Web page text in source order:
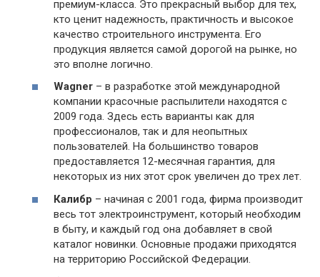
премиум-класса. Это прекрасный выбор для тех,
кто ценит надежность, практичность и высокое
качество строительного инструмента. Его
продукция является самой дорогой на рынке, но
это вполне логично.
Wagner – в разработке этой международной
компании красочные распылители находятся с
2009 года. Здесь есть варианты как для
профессионалов, так и для неопытных
пользователей. На большинство товаров
предоставляется 12-месячная гарантия, для
некоторых из них этот срок увеличен до трех лет.
Калибр – начиная с 2001 года, фирма производит
весь тот электроинструмент, который необходим
в быту, и каждый год она добавляет в свой
каталог новинки. Основные продажи приходятся
на территорию Российской Федерации.